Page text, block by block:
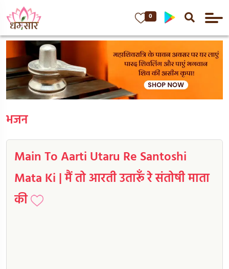
0
भजन
Main To Aarti Utaru Re Santoshi
Mata Ki | मैं तो आरती उतारूँ रे संतोषी माता
की